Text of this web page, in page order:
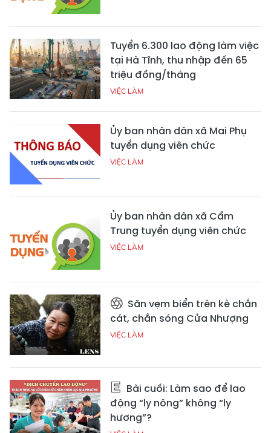
Tuyển 6.300 lao động làm việc
tại Hà Tĩnh, thu nhập đến 65
triệu đồng/tháng
VIỆC LÀM
Ủy ban nhân dân xã Mai Phụ
tuyển dụng viên chức
VIỆC LÀM
Ủy ban nhân dân xã Cẩm
Trung tuyển dụng viên chức
VIỆC LÀM
Săn vẹm biển trên kè chắn
cát, chắn sóng Cửa Nhượng
VIỆC LÀM
Bài cuối: Làm sao để lao
động “ly nông” không “ly
hương”?